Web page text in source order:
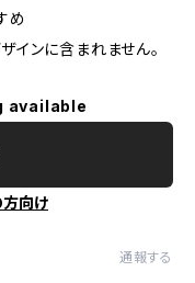
め
インに含まれません。
available
向け
通報する